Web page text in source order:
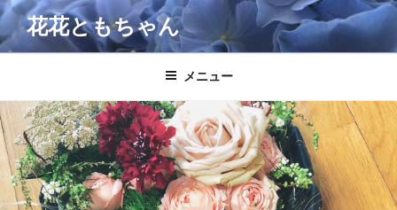
コ
ン
テ
へ
ス
キ
ッ
プ
花花ともちゃん
メニュー